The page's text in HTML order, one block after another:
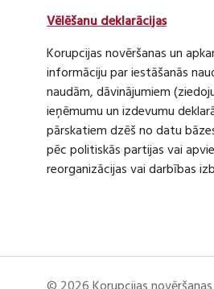
Vēlēšanu deklarācijas
Korupcijas novēršanas un
informāciju par iestāšanās
naudām, dāvinājumiem
ieņēmumu un izdevumu
pārskatiem dzēš no datu
pēc politiskās partijas vai
reorganizācijas vai darbības